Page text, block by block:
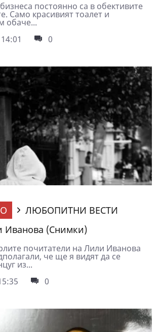
постоянно са в обективите
Само красивият тоалет и
обаче...
0
ЛЮБОПИТНИ ВЕСТИ
Иванова (Снимки)
почитатели на Лили Иванова
че ще я видят да се
из...
0